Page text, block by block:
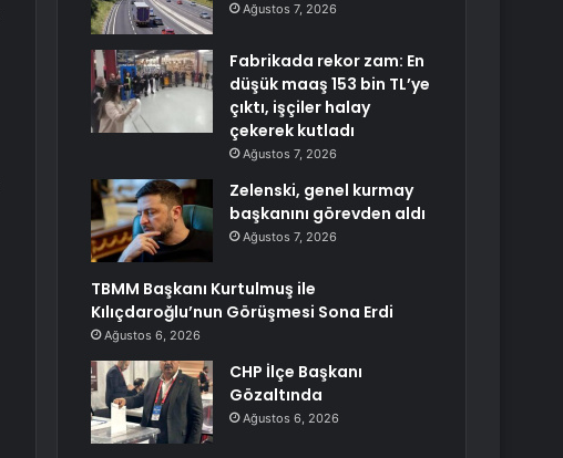
Ağustos 7, 2026
Fabrikada rekor zam: En
düşük maaş 153 bin TL’ye
çıktı, işçiler halay
çekerek kutladı
Ağustos 7, 2026
Zelenski, genel kurmay
başkanını görevden aldı
Ağustos 7, 2026
TBMM Başkanı Kurtulmuş ile
Kılıçdaroğlu’nun Görüşmesi Sona Erdi
Ağustos 6, 2026
CHP İlçe Başkanı
Gözaltında
Ağustos 6, 2026